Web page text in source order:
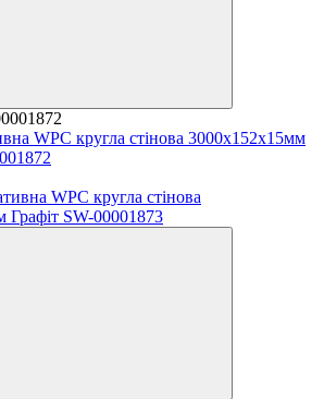
WPC кругла стінова 3000х152х15мм